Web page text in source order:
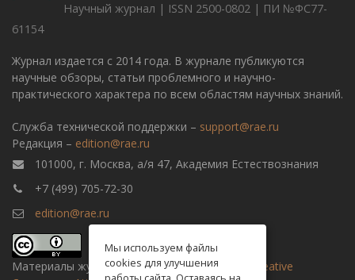
Научный журнал | ISSN 2500-0802 | ПИ №ФС77-
61154
Журнал издается с 2014 года. В журнале публикуются
научные обзоры, статьи проблемного и научно-
практического характера по всем областям научных знаний.
Служба технической поддержки – support@rae.ru
Редакция – edition@rae.ru
101000, г. Москва, а/я 47, Академия Естествознания
+7 (499) 705-72-30
edition@rae.ru
Материалы журнала доступны полицензии Creative
Мы используем файлы
cookies для улучшения